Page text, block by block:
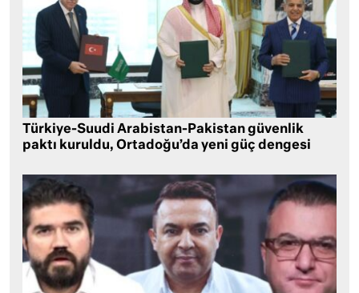
Türkiye-Suudi Arabistan-Pakistan güvenlik
paktı kuruldu, Ortadoğu’da yeni güç dengesi